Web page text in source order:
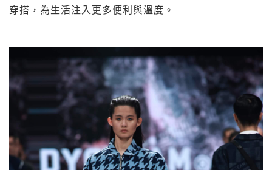
穿搭，為生活注入更多便利與溫度。